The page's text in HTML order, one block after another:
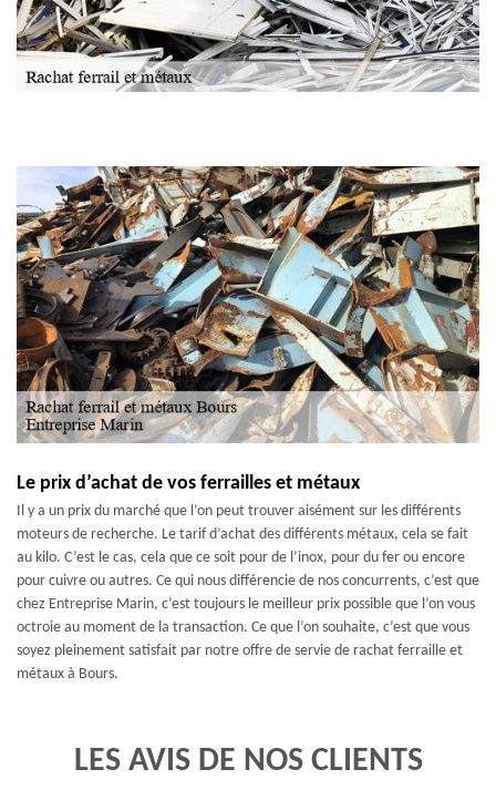
Le prix d’achat de vos ferrailles et métaux
Il y a un prix du marché que l’on peut trouver aisément sur les différents
moteurs de recherche. Le tarif d’achat des différents métaux, cela se fait
au kilo. C’est le cas, cela que ce soit pour de l’inox, pour du fer ou encore
pour cuivre ou autres. Ce qui nous différencie de nos concurrents, c’est que
chez Entreprise Marin, c’est toujours le meilleur prix possible que l’on vous
octroie au moment de la transaction. Ce que l’on souhaite, c’est que vous
soyez pleinement satisfait par notre offre de servie de rachat ferraille et
métaux à Bours.
LES AVIS DE NOS CLIENTS